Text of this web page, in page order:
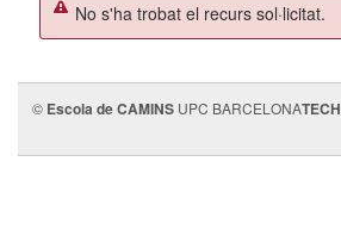
No s'ha trobat el recurs sol·licitat.
© Escola de CAMINS UPC BARCELONATECH